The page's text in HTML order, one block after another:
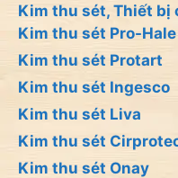
Kim thu sét, Thiết bị
Kim thu sét Pro-Hale
Kim thu sét Protart
Kim thu sét Ingesco
Kim thu sét Liva
Kim thu sét
Kim thu sét Onay